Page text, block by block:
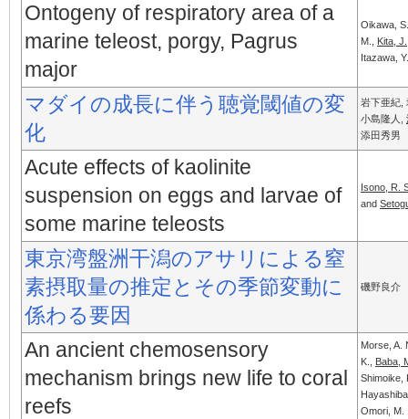
Ontogeny of respiratory area of a
marine teleost, porgy, Pagrus
major
Oikawa,
M., Kita, J.
Itazawa, Y.
マダイの成長に伴う聴覚閾値の変
化
岩下亜紀,
小島隆人,
添田秀男
Acute effects of kaolinite
suspension on eggs and larvae of
some marine teleosts
Isono, R.
and
東京湾盤洲干潟のアサリによる窒
素摂取量の推定とその季節変動に
係わる要因
磯野良介
An ancient chemosensory
mechanism brings new life to coral
reefs
Morse, A.
K., Baba,
Shimoike,
Omori, M.